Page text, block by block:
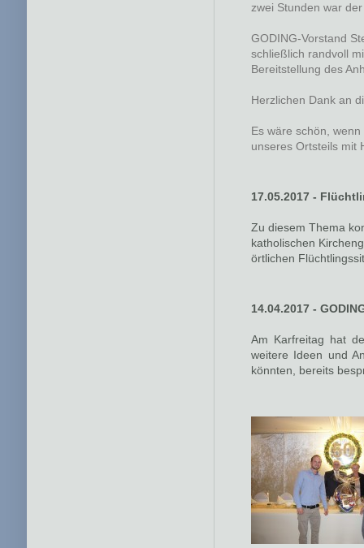
zwei Stunden war
GODING-Vorstand
schließlich randvoll
Bereitstellung des
Herzlichen Dank an
Es wäre schön,
unseres Ortsteils mit
17.05.2017 -
Zu diesem Thema
katholischen
örtlichen
14.04.2017 -
Am Karfreitag hat
weitere Ideen und
könnten, bereits